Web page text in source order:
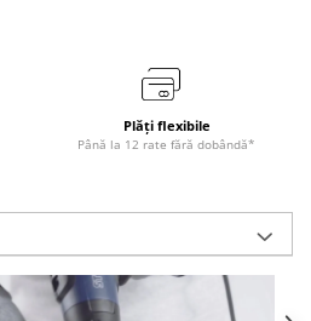
Plăți flexibile
Până la 12 rate fără dobândă*